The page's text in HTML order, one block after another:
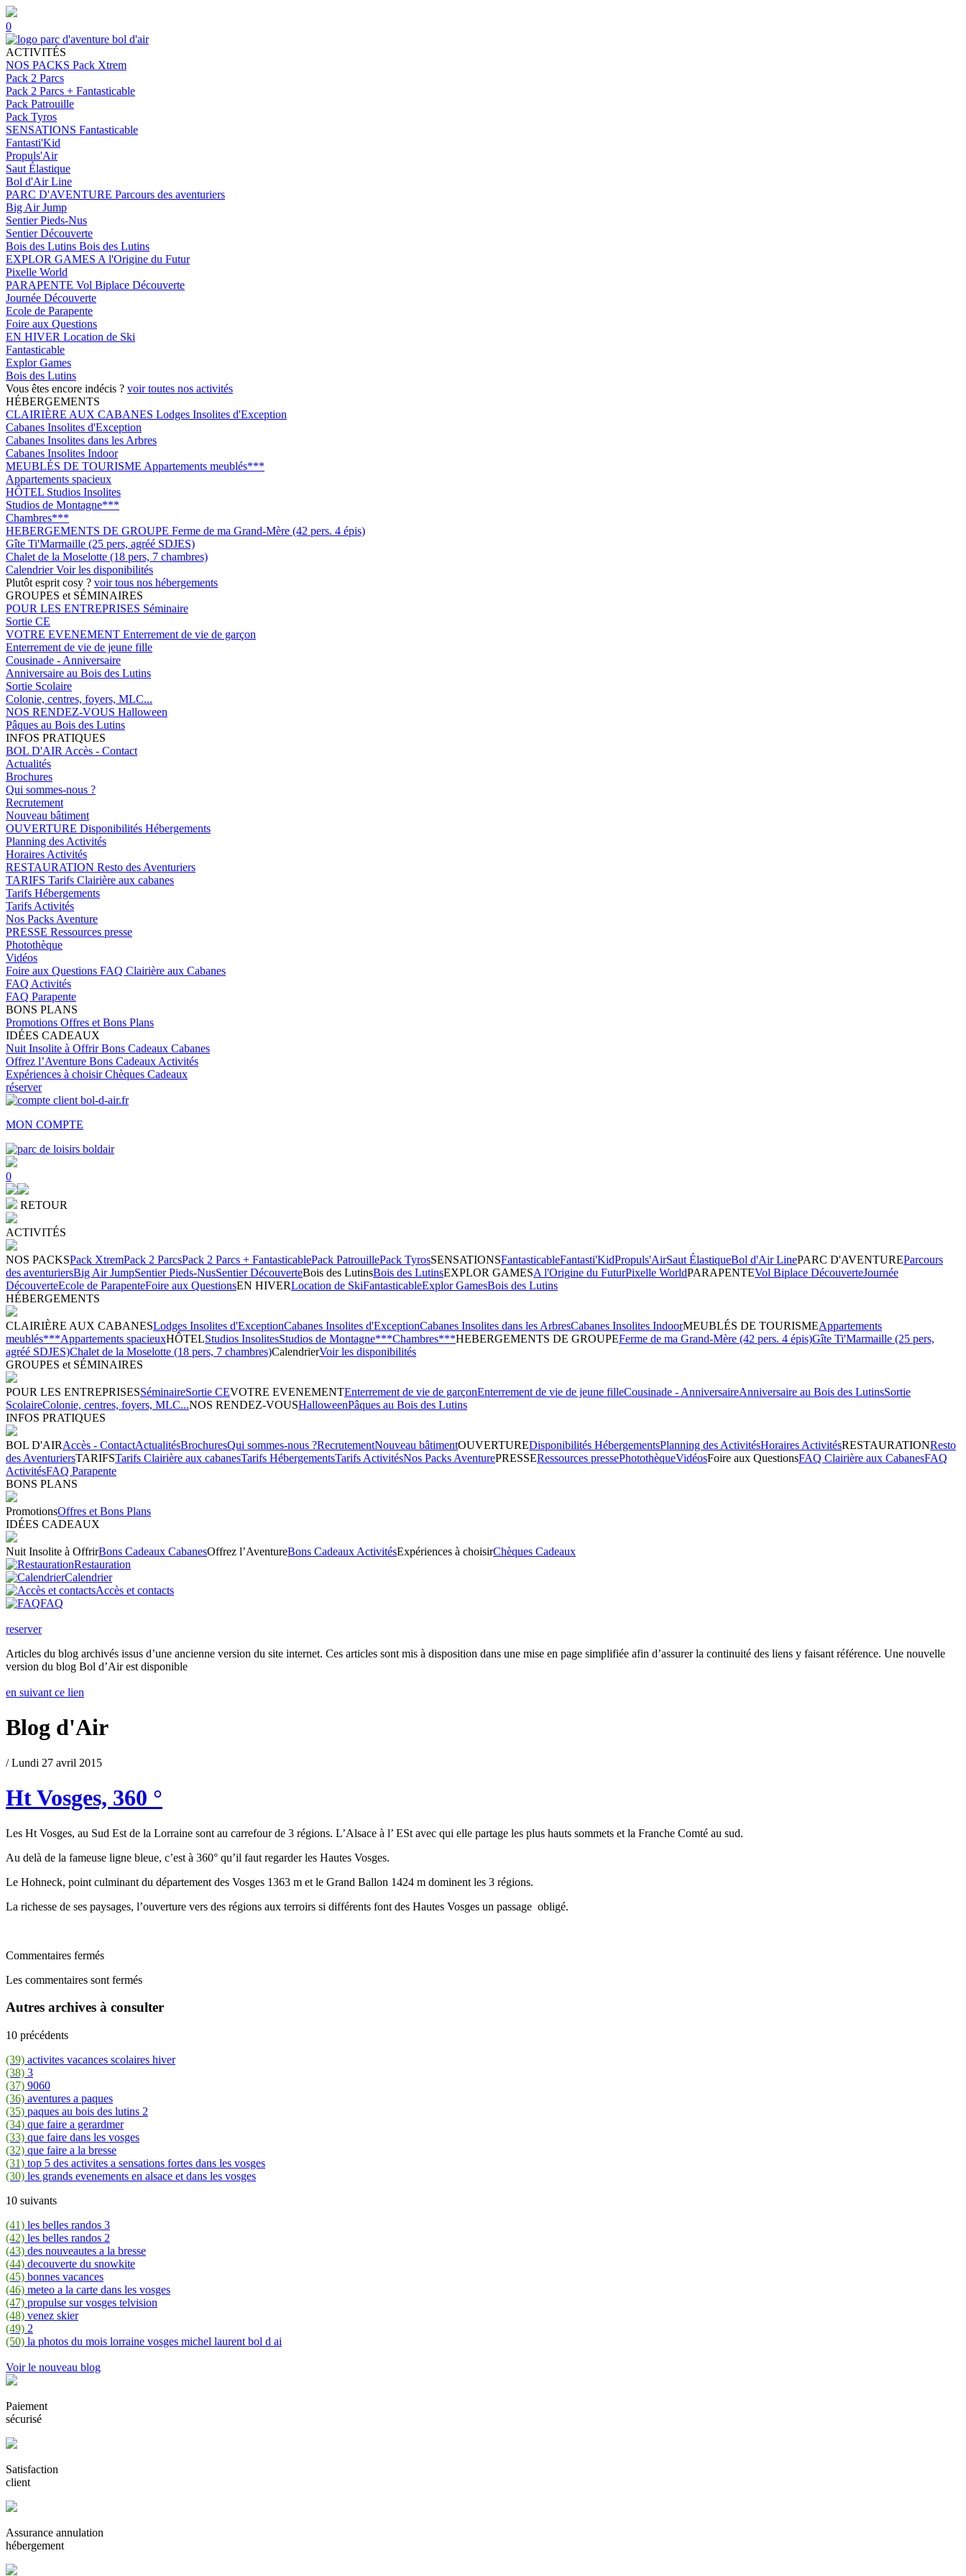
0
ACTIVITÉS
NOS PACKS Pack Xtrem
Pack 2 Parcs
Pack 2 Parcs + Fantasticable
Pack Patrouille
Pack Tyros
SENSATIONS Fantasticable
Fantasti'Kid
Propuls'Air
Saut Élastique
Bol d'Air Line
PARC D'AVENTURE Parcours des aventuriers
Big Air Jump
Sentier Pieds-Nus
Sentier Découverte
Bois des Lutins Bois des Lutins
EXPLOR GAMES A l'Origine du Futur
Pixelle World
PARAPENTE Vol Biplace Découverte
Journée Découverte
Ecole de Parapente
Foire aux Questions
EN HIVER Location de Ski
Fantasticable
Explor Games
Bois des Lutins
Vous êtes encore indécis ? voir toutes nos activités
HÉBERGEMENTS
CLAIRIÈRE AUX CABANES Lodges Insolites d'Exception
Cabanes Insolites d'Exception
Cabanes Insolites dans les Arbres
Cabanes Insolites Indoor
MEUBLÉS DE TOURISME Appartements meublés***
Appartements spacieux
HÔTEL Studios Insolites
Studios de Montagne***
Chambres***
HEBERGEMENTS DE GROUPE Ferme de ma Grand-Mère (42 pers. 4 épis)
Gîte Ti'Marmaille (25 pers, agréé SDJES)
Chalet de la Moselotte (18 pers, 7 chambres)
CalendrierVoir les disponibilités
Plutôt esprit cosy ? voir tous nos hébergements
GROUPES et SÉMINAIRES
POUR LES ENTREPRISES Séminaire
Sortie CE
VOTRE EVENEMENT Enterrement de vie de garçon
Enterrement de vie de jeune fille
Cousinade - Anniversaire
Anniversaire au Bois des Lutins
Sortie Scolaire
Colonie, centres, foyers, MLC...
NOS RENDEZ-VOUS Halloween
Pâques au Bois des Lutins
INFOS PRATIQUES
BOL D'AIR Accès - Contact
Actualités
Brochures
Qui sommes-nous ?
Recrutement
Nouveau bâtiment
OUVERTURE Disponibilités Hébergements
Planning des Activités
Horaires Activités
RESTAURATION Resto des Aventuriers
TARIFS Tarifs Clairière aux cabanes
Tarifs Hébergements
Tarifs Activités
Nos Packs Aventure
PRESSE Ressources presse
Photothèque
Vidéos
Foire aux Questions FAQ Clairière aux Cabanes
FAQ Activités
FAQ Parapente
BONS PLANS
Promotions Offres et Bons Plans
IDÉES CADEAUX
Nuit Insolite à OffrirBons Cadeaux Cabanes
Offrez l’Aventure Bons Cadeaux Activités
Expériences à choisirChèques Cadeaux
réserver
MON COMPTE
0
RETOUR
ACTIVITÉS
NOS PACKSPack XtremPack 2 ParcsPack 2 Parcs + FantasticablePack PatrouillePack TyrosSENSATIONSFantasticableFantasti'KidPropuls'AirSaut ÉlastiqueBol d'Air LinePARC D'AVENTUREParcours
des aventuriersBig Air JumpSentier Pieds-NusSentier DécouverteBois des LutinsBois des LutinsEXPLOR GAMESA l'Origine du FuturPixelle WorldPARAPENTEVol Biplace DécouverteJournée
DécouverteEcole de ParapenteFoire aux QuestionsEN HIVERLocation de SkiFantasticableExplor GamesBois des Lutins
HÉBERGEMENTS
CLAIRIÈRE AUX CABANESLodges Insolites d'ExceptionCabanes Insolites d'ExceptionCabanes Insolites dans les ArbresCabanes Insolites IndoorMEUBLÉS DE TOURISMEAppartements
meublés***Appartements spacieuxHÔTELStudios InsolitesStudios de Montagne***Chambres***HEBERGEMENTS DE GROUPEFerme de ma Grand-Mère (42 pers. 4 épis)Gîte Ti'Marmaille (25 pers,
agréé SDJES)Chalet de la Moselotte (18 pers, 7 chambres)CalendrierVoir les disponibilités
GROUPES et SÉMINAIRES
POUR LES ENTREPRISESSéminaireSortie CEVOTRE EVENEMENTEnterrement de vie de garçonEnterrement de vie de jeune filleCousinade - AnniversaireAnniversaire au Bois des LutinsSortie
ScolaireColonie, centres, foyers, MLC...NOS RENDEZ-VOUSHalloweenPâques au Bois des Lutins
INFOS PRATIQUES
BOL D'AIRAccès - ContactActualitésBrochuresQui sommes-nous ?RecrutementNouveau bâtimentOUVERTUREDisponibilités HébergementsPlanning des ActivitésHoraires ActivitésRESTAURATIONResto
des AventuriersTARIFSTarifs Clairière aux cabanesTarifs HébergementsTarifs ActivitésNos Packs AventurePRESSERessources pressePhotothèqueVidéosFoire aux QuestionsFAQ Clairière aux CabanesFAQ
ActivitésFAQ Parapente
BONS PLANS
PromotionsOffres et Bons Plans
IDÉES CADEAUX
Nuit Insolite à OffrirBons Cadeaux CabanesOffrez l’AventureBons Cadeaux ActivitésExpériences à choisirChèques Cadeaux
Restauration
Calendrier
Accès et contacts
FAQ
reserver
Articles du blog archivés issus d’une ancienne version du site internet. Ces articles sont mis à disposition dans une mise en page simplifiée afin d’assurer la continuité des liens y faisant référence. Une nouvelle
version du blog Bol d’Air est disponible
en suivant ce lien
Blog d'Air
/ Lundi 27 avril 2015
Ht Vosges, 360 °
Les Ht Vosges, au Sud Est de la Lorraine sont au carrefour de 3 régions. L’Alsace à l’ ESt avec qui elle partage les plus hauts sommets et la Franche Comté au sud.
Au delà de la fameuse ligne bleue, c’est à 360° qu’il faut regarder les Hautes Vosges.
Le Hohneck, point culminant du département des Vosges 1363 m et le Grand Ballon 1424 m dominent les 3 régions.
La richesse de ses paysages, l’ouverture vers des régions aux terroirs si différents font des Hautes Vosges un passage obligé.
Commentaires fermés
Les commentaires sont fermés
Autres archives à consulter
10 précédents
(39) activites vacances scolaires hiver
(38) 3
(37) 9060
(36) aventures a paques
(35) paques au bois des lutins 2
(34) que faire a gerardmer
(33) que faire dans les vosges
(32) que faire a la bresse
(31) top 5 des activites a sensations fortes dans les vosges
(30) les grands evenements en alsace et dans les vosges
10 suivants
(41) les belles randos 3
(42) les belles randos 2
(43) des nouveautes a la bresse
(44) decouverte du snowkite
(45) bonnes vacances
(46) meteo a la carte dans les vosges
(47) propulse sur vosges telvision
(48) venez skier
(49) 2
(50) la photos du mois lorraine vosges michel laurent bol d ai
Voir le nouveau blog
Paiement
sécurisé
Satisfaction
client
Assurance annulation
hébergement